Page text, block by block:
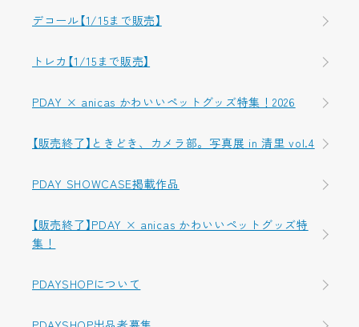
デコール【1/15まで販売】
トレカ【1/15まで販売】
PDAY × anicas かわいいペットグッズ特集！2026
【販売終了】ときどき、カメラ部。写真展 in 清里 vol.4
PDAY SHOWCASE掲載作品
【販売終了】PDAY × anicas かわいいペットグッズ特
集！
PDAYSHOPについて